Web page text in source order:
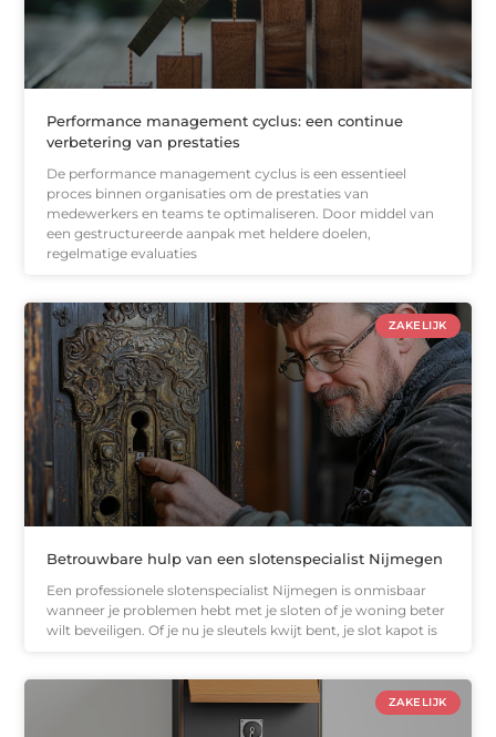
Performance management cyclus: een continue
verbetering van prestaties
De performance management cyclus is een essentieel
proces binnen organisaties om de prestaties van
medewerkers en teams te optimaliseren. Door middel van
een gestructureerde aanpak met heldere doelen,
regelmatige evaluaties
ZAKELIJK
Betrouwbare hulp van een slotenspecialist Nijmegen
Een professionele slotenspecialist Nijmegen is onmisbaar
wanneer je problemen hebt met je sloten of je woning beter
wilt beveiligen. Of je nu je sleutels kwijt bent, je slot kapot is
ZAKELIJK